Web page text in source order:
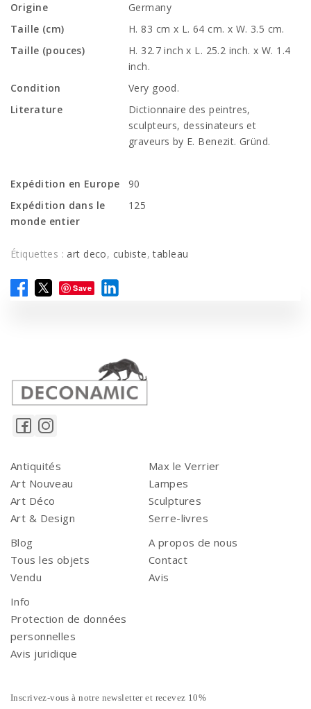
Origine
Germany
Taille (cm)
H. 83 cm x L. 64 cm. x W. 3.5 cm.
Taille (pouces)
H. 32.7 inch x L. 25.2 inch. x W. 1.4
inch.
Condition
Very good.
Literature
Dictionnaire des peintres,
sculpteurs, dessinateurs et
graveurs by E. Benezit. Gründ.
Expédition en Europe
90
Expédition dans le
monde entier
125
Étiquettes : art deco, cubiste,tableau
Save
Antiquités
Art Nouveau
Art Déco
Art & Design
Max le Verrier
Lampes
Sculptures
Serre-livres
Blog
Tous les objets
Vendu
A propos de nous
Contact
Avis
Info
Protection de données
personnelles
Avis juridique
Inscrivez-vous à notre newsletter et recevez 10%